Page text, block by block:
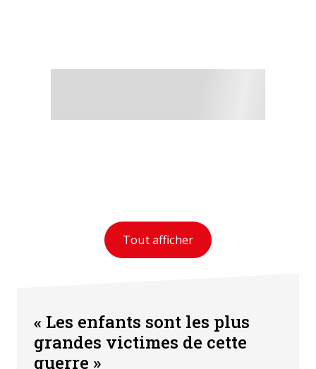
Tout afficher
« Les enfants sont les plus
grandes victimes de cette
guerre »